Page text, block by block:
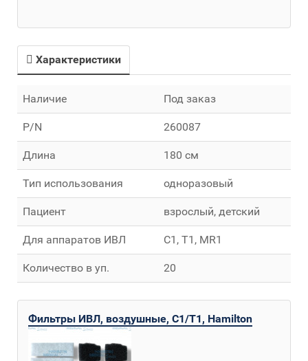
Характеристики
Наличие Под заказ
P/N 260087
Длина 180 см
Тип использования одноразовый
Пациент взрослый, детский
Для аппаратов ИВЛ C1, T1, MR1
Количество в уп. 20
Фильтры ИВЛ, воздушные, C1/T1, Hamilton